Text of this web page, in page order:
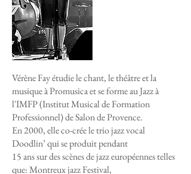
Vérène Fay étudie le chant, le théâtre et la
musique à Promusica et se forme au Jazz à
l'IMFP (Institut Musical de Formation
Professionnel) de Salon de Provence.
En 2000, elle co-crée le trio jazz vocal
Doodlin’ qui se produit pendant
15 ans sur des scènes de jazz européennes telles
que: Montreux jazz Festival,